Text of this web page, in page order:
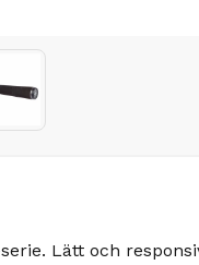
Lätt och